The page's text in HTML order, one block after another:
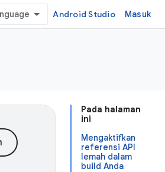
Android Studio Masuk
Pada halaman
ini
Mengaktifkan
referensi API
lemah dalam
build Anda